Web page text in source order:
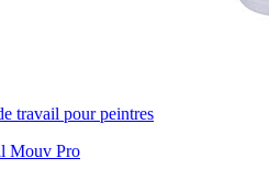
travail pour peintres
Mouv Pro